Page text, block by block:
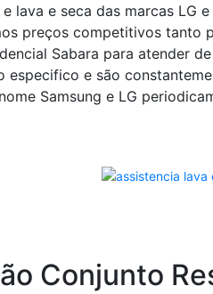
lava e seca das marcas LG
preços competitivos tanto
Sabara para atender
especifico e são
Samsung e LG
Conjunto